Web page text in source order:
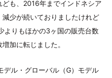
も、2016年までインドネシア
少が続いておりましたけれど
よりもほかの3ヶ国の販売台数
加に転じました。
デル・グローバル（G）モデル